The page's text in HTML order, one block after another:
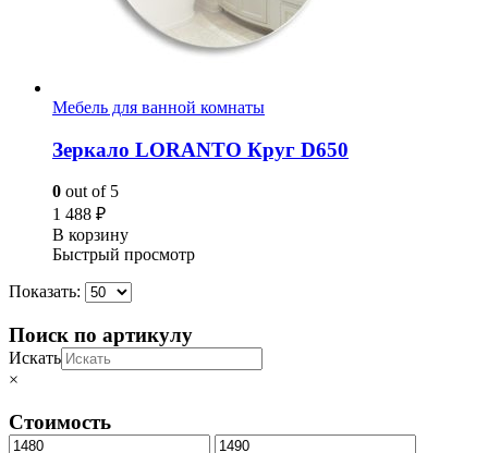
Мебель для ванной комнаты
Зеркало LORANTO Круг D650
0 out of 5
1 488 ₽
В корзину
Быстрый просмотр
Показать:
Поиск по артикулу
Искать
×
Стоимость
Минимальная
Максимальная